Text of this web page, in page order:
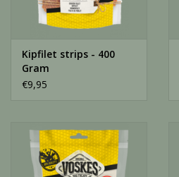
Kipfilet strips - 400
Gram
€9,95